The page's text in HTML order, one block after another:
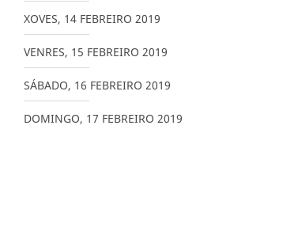
XOVES, 14 FEBREIRO 2019
VENRES, 15 FEBREIRO 2019
SÁBADO, 16 FEBREIRO 2019
DOMINGO, 17 FEBREIRO 2019